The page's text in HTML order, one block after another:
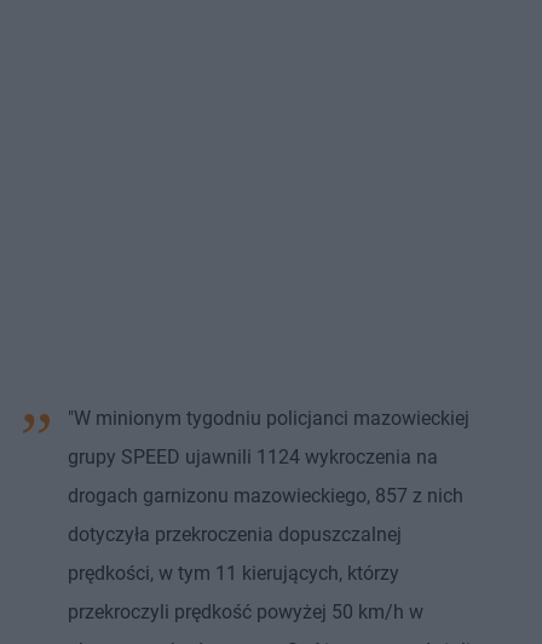
"W minionym tygodniu policjanci mazowieckiej
grupy SPEED ujawnili 1124 wykroczenia na
drogach garnizonu mazowieckiego, 857 z nich
dotyczyła przekroczenia dopuszczalnej
prędkości, w tym 11 kierujących, którzy
przekroczyli prędkość powyżej 50 km/h w